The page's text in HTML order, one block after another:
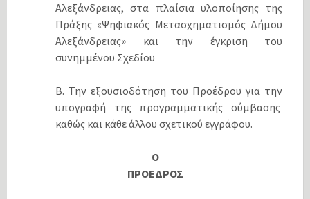
Αλεξάνδρειας, στα πλαίσια υλοποίησης της
Πράξης «Ψηφιακός Μετασχηματισμός Δήμου
Αλεξάνδρειας» και την έγκριση του
συνημμένου Σχεδίου
Β. Την εξουσιοδότηση του Προέδρου για την
υπογραφή της προγραμματικής σύμβασης
καθώς και κάθε άλλου σχετικού εγγράφου.
Ο
ΠΡΟΕΔΡΟΣ